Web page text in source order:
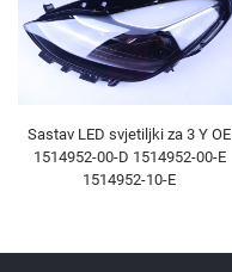
žarulja i prekogranični izvoz
Sastav LED svjetiljki za 3 Y OE
1514952-00-D 1514952-00-E
1514952-10-E